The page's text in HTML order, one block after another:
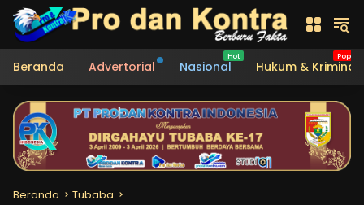
Langsung
konten
Beranda
Advertorial Nasional Hukum & Kriminal
Beranda Tubaba